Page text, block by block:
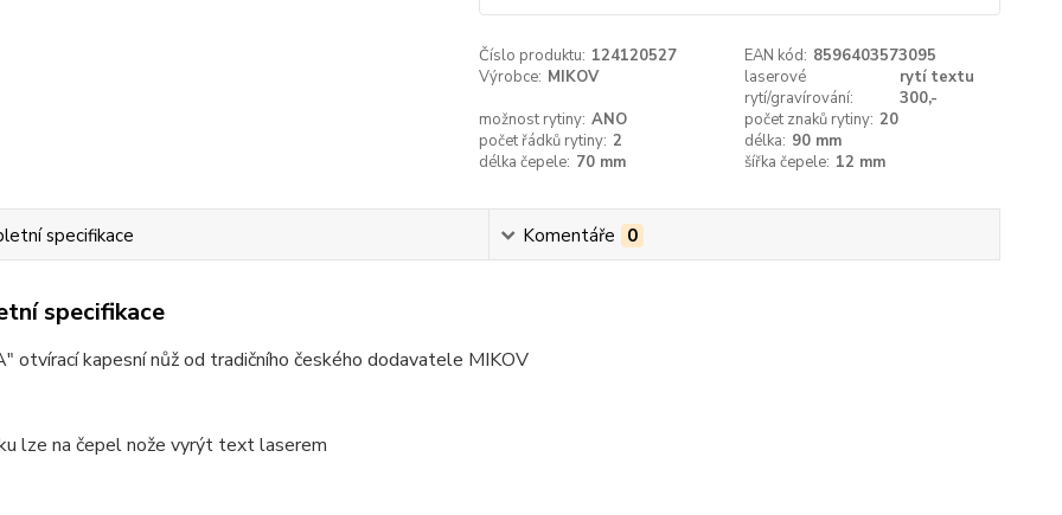
Číslo produktu: 124120527 EAN kód: 8596403573095
Výrobce: MIKOV
laserové
rytí/gravírování:
rytí textu
300,-
možnost rytiny: ANO počet znaků rytiny: 20
počet řádků rytiny: 2 délka: 90 mm
délka čepele: 70 mm šířka čepele: 12 mm
specifikace Komentáře 0
specifikace
otvírací kapesní nůž od tradičního českého dodavatele MIKOV
lze na čepel nože vyrýt text laserem